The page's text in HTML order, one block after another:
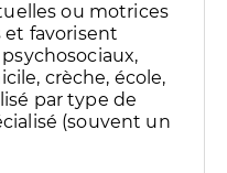
ou motrices
favorisent
crèche, école,
par type de
(souvent un